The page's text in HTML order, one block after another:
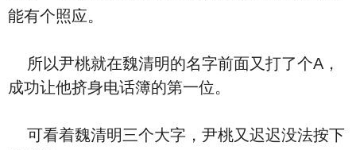
能有个照应。
所以尹桃就在魏清明的名字前面又打了个A，
成功让他挤身电话簿的第一位。
可看着魏清明三个大字，尹桃又迟迟没法按下